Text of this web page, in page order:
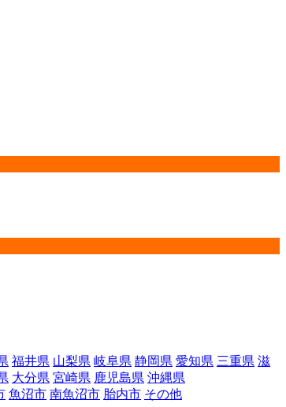
福井県 山梨県 岐阜県 静岡県 愛知県 三重県 滋
大分県 宮崎県 鹿児島県 沖縄県
魚沼市 南魚沼市 胎内市 その他